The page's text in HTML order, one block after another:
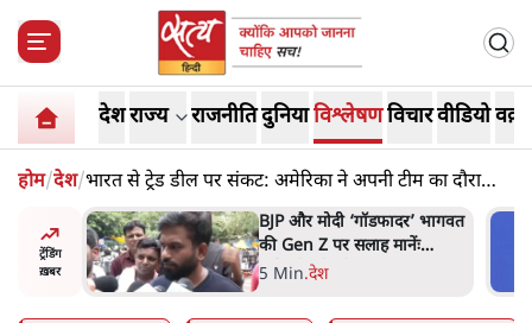
देशराज्य राजनीतिदुनियाविश्लेषणविचारवीडियो
होम/देश/भारत से ट्रेड डील पर संकट: अमेरिका ने अपनी टीम का दौरा
रोका
ट्रेंडिंग
ख़बर
पूरी दाल
कर
BJP और मोदी ‘गॉडफादर’ भागवत
की Gen Z पर सलाह मानेंः
अभिजीत दिपके
5 Min.देश